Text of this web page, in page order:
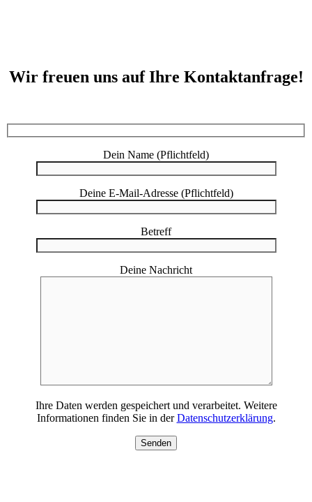
Wir freuen uns auf Ihre Kontaktanfrage!
Dein Name (Pflichtfeld)
Deine E-Mail-Adresse (Pflichtfeld)
Betreff
Deine Nachricht
Ihre Daten werden gespeichert und verarbeitet. Weitere
Informationen finden Sie in derDatenschutzerklärung.